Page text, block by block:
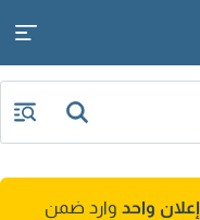
إعلان واحد وارد ضمن